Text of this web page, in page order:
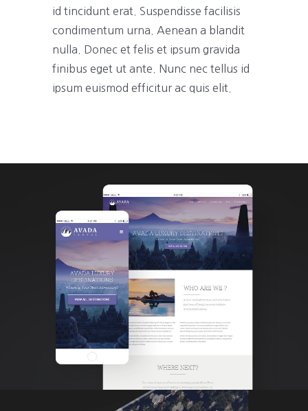
id tincidunt erat. Suspendisse facilisis
condimentum urna. Aenean a blandit
nulla. Donec et felis et ipsum gravida
finibus eget ut ante. Nunc nec tellus id
ipsum euismod efficitur ac quis elit.